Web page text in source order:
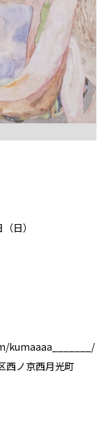
日）
kumaaaa_______/
西ノ京西月光町